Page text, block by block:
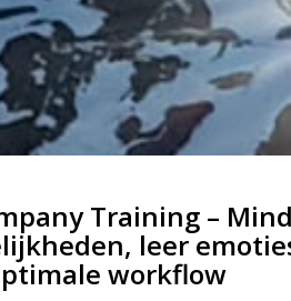
Training –
leer
workflow